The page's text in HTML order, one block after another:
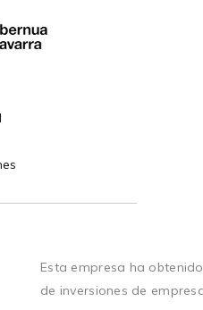
Esta empresa ha
de inversiones de